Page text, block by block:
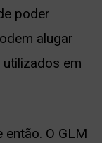
poder
alugar
em
O GLM